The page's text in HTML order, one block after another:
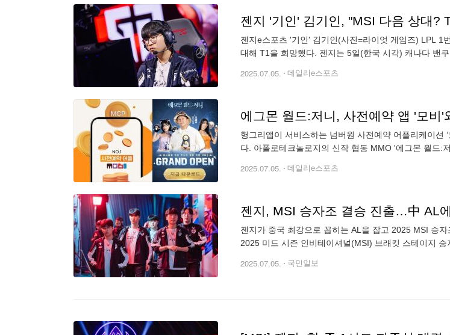
젠지 '기인' 김기인, "MSI 다음 상대?
젠지e스포츠 '기인' 김기인(사진=라이엇 게임즈) LPL 1
대해 T1을 희망했다. 젠지는 5일(한국 시각) 캐나다 밴
2025.07.05. 데일리e스포츠
에그몬 월드:저니, 사전예약 앱 '모비'
헝그리앱이 서비스하는 넘버원 사전예약 어플리케이션
다. 아폴로테크놀로지의 신작 협동 MMO '에그몬 월드:
2025.07.05. 데일리e스포츠
젠지, MSI 승자조 결승 진출…中 AL
젠지가 중국 최강으로 꼽히는 AL을 잡고 2025 MSI 승
2025 미드 시즌 인비테이셔널(MSI) 브래킷 스테이지
2025.07.05. 국민일보